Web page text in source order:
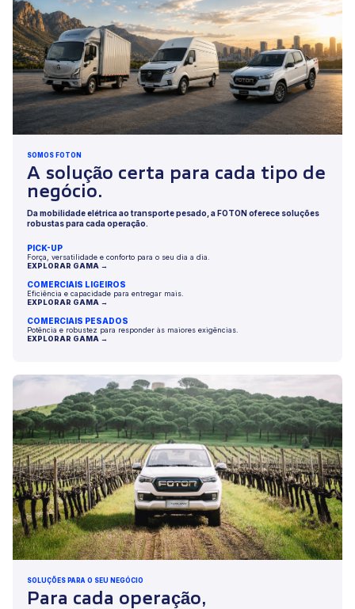
SOMOS FOTON
A solução certa para cada tipo de
negócio.
Da mobilidade elétrica ao transporte pesado, a FOTON oferece soluções
robustas para cada operação.
PICK-UP
Força, versatilidade e conforto para o seu dia a dia.
EXPLORAR GAMA →
COMERCIAIS LIGEIROS
Eficiência e capacidade para entregar mais.
EXPLORAR GAMA →
COMERCIAIS PESADOS
Potência e robustez para responder às maiores exigências.
EXPLORAR GAMA →
SOLUÇÕES PARA O SEU NEGÓCIO
Para cada operação,